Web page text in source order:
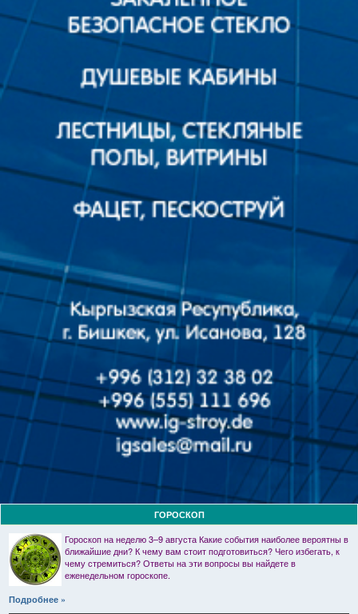
ГОРОСКОП
Гороскоп на неделю 3–9 августа Какие события наиболее вероятны в
ближайшие дни? К чему вам стоит подготовиться? Чего избегать, к
чему стремиться? Ответы на эти вопросы вы найдете в
еженедельном гороскопе.
Подробнее »